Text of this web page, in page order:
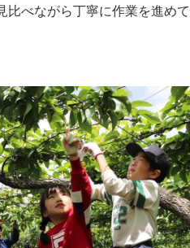
比べながら丁寧に作業を進めて